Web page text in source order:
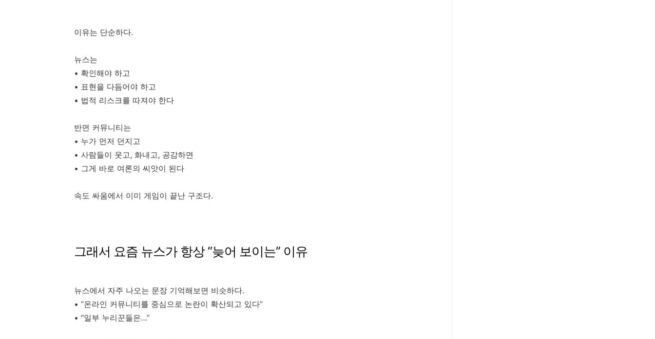
이유는 단순하다.
뉴스는
• 확인해야 하고
• 표현을 다듬어야 하고
• 법적 리스크를 따져야 한다
반면 커뮤니티는
• 누가 먼저 던지고
• 사람들이 웃고, 화내고, 공감하면
• 그게 바로 여론의 씨앗이 된다
속도 싸움에서 이미 게임이 끝난 구조다.
그래서 요즘 뉴스가 항상 “늦어 보이는” 이유
뉴스에서 자주 나오는 문장 기억해보면 비슷하다.
• “온라인 커뮤니티를 중심으로 논란이 확산되고 있다”
• “일부 누리꾼들은…”